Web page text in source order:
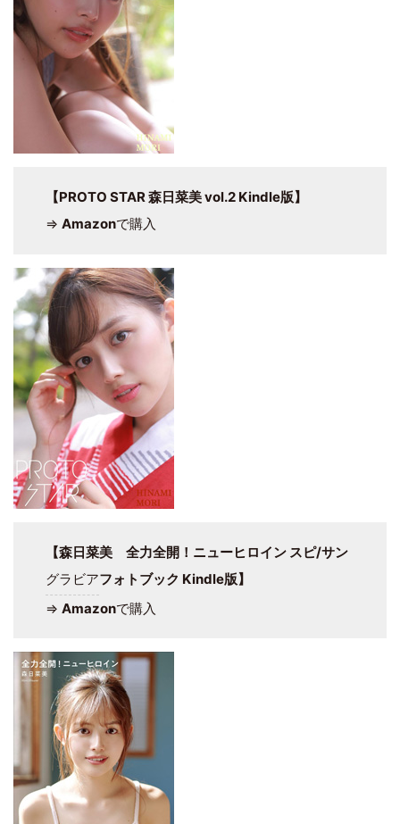
【PROTO STAR 森日菜美 vol.2 Kindle版】
⇒ Amazonで購入
【森日菜美 全力全開！ニューヒロイン スピ/サン
グラビアフォトブック Kindle版】
⇒ Amazonで購入